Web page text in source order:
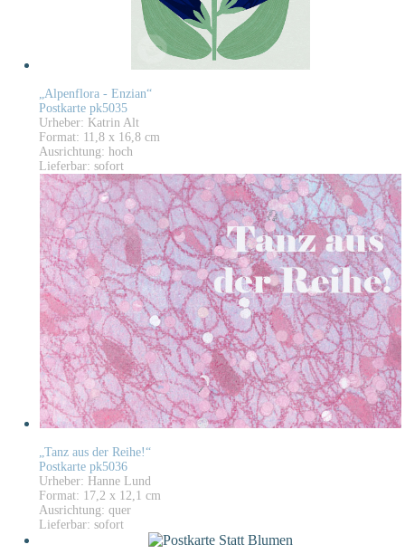
„Alpenflora - Enzian“
Postkarte pk5035
Urheber: Katrin Alt
Format: 11,8 x 16,8 cm
Ausrichtung: hoch
Lieferbar: sofort
„Tanz aus der Reihe!“
Postkarte pk5036
Urheber: Hanne Lund
Format: 17,2 x 12,1 cm
Ausrichtung: quer
Lieferbar: sofort